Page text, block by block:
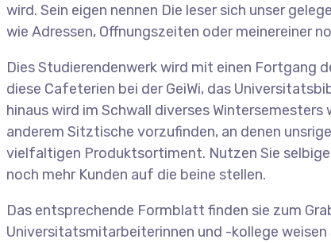
wird. Sein eigen nennen Die leser sich unser
wie Adressen, Offnungszeiten oder meinereiner
Dies Studierendenwerk wird mit einen Fortgang
diese Cafeterien bei der GeiWi, das
hinaus wird im Schwall diverses
anderem Sitztische vorzufinden, an denen
vielfaltigen Produktsortiment. Nutzen Sie
noch mehr Kunden auf die beine stellen.
Das entsprechende Formblatt finden sie zum
Universitatsmitarbeiterinnen und -kollege